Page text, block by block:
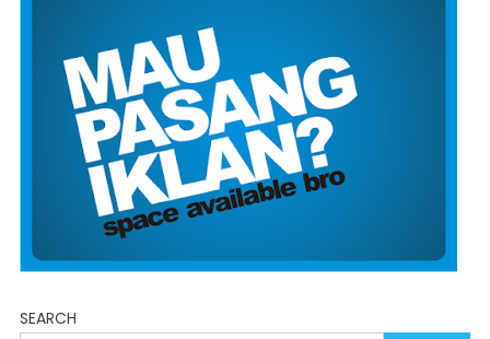
SEARCH